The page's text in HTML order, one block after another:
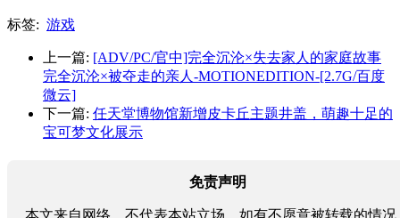
标签: 游戏
上一篇: [ADV/PC/官中]完全沉沦×失去家人的家庭故事
完全沉沦×被夺走的亲人-MOTIONEDITION-[2.7G/百度
微云]
下一篇: 任天堂博物馆新增皮卡丘主题井盖，萌趣十足的
宝可梦文化展示
免责声明
本文来自网络，不代表本站立场。如有不愿意被转载的情况